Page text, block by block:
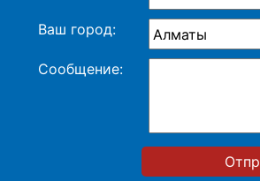
Ваш город:
Сообщение: